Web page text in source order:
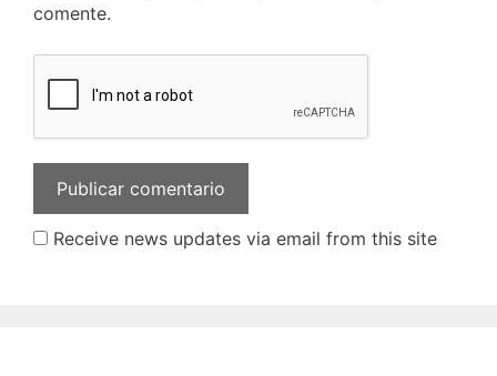
comente.
Receive news updates via email from this site